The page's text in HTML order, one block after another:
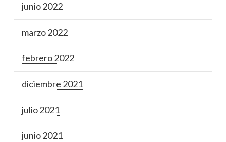
junio 2022
marzo 2022
febrero 2022
diciembre 2021
julio 2021
junio 2021